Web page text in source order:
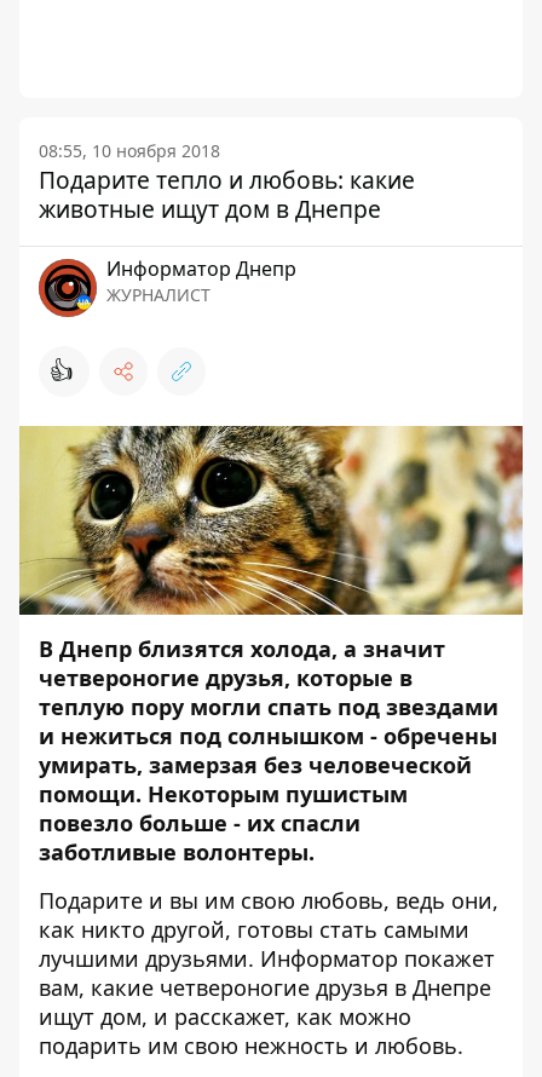
08:55, 10 ноября 2018
Подарите тепло и любовь: какие
животные ищут дом в Днепре
Информатор Днепр
ЖУРНАЛИСТ
👍
В Днепр близятся холода, а значит
четвероногие друзья, которые в
теплую пору могли спать под звездами
и нежиться под солнышком - обречены
умирать, замерзая без человеческой
помощи. Некоторым пушистым
повезло больше - их спасли
заботливые волонтеры.
Подарите и вы им свою любовь, ведь они,
как никто другой, готовы стать самыми
лучшими друзьями. Информатор покажет
вам, какие четвероногие друзья в Днепре
ищут дом, и расскажет, как можно
подарить им свою нежность и любовь.